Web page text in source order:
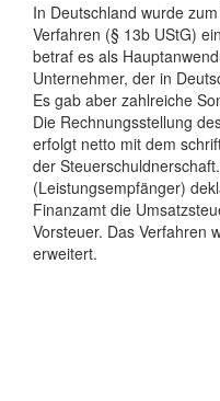
In Deutschland wurde
Verfahren (§ 13b UStG)
betraf es als
Unternehmer, der in
Es gab aber zahlreiche
Die Rechnungsstellung
erfolgt netto mit dem
der
(Leistungsempfänger)
Finanzamt die
Vorsteuer. Das Verfahren
erweitert.